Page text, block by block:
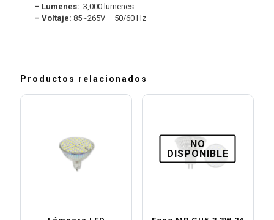
– Lumenes: 3,000 lumenes
– Voltaje: 85~265V 50/60 Hz
Productos relacionados
NO
DISPONIBLE